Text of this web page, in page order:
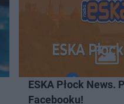
ESKA Płock News.
Facebooku!